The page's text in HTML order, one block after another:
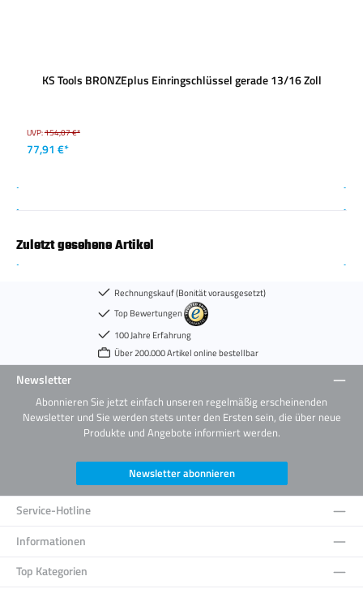
KS Tools BRONZEplus Einringschlüssel gerade 13/16 Zoll
UVP:154,07 €*
77,91 €*
Zuletzt gesehene Artikel
Rechnungskauf (Bonität vorausgesetzt)
Top Bewertungen
100 Jahre Erfahrung
Über 200.000 Artikel online bestellbar
Newsletter
Abonnieren Sie jetzt einfach unseren regelmäßig erscheinenden
Newsletter und Sie werden stets unter den Ersten sein, die über neue
Produkte und Angebote informiert werden.
Newsletter abonnieren
Service-Hotline
Informationen
Top Kategorien